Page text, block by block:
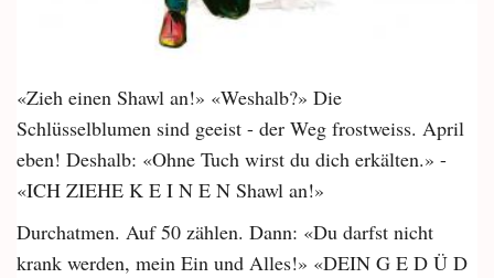
«Zieh einen Shawl an!» «Weshalb?» Die
Schlüsselblumen sind geeist - der Weg frostweiss. April
eben! Deshalb: «Ohne Tuch wirst du dich erkälten.» -
«ICH ZIEHE K E I N E N Shawl an!»
Durchatmen. Auf 50 zählen. Dann: «Du darfst nicht
krank werden, mein Ein und Alles!» «DEIN G E D Ü D